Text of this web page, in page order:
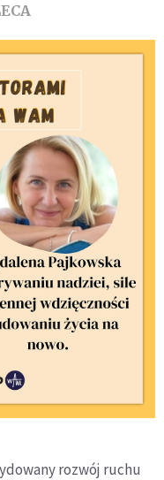
rozwój ruchu